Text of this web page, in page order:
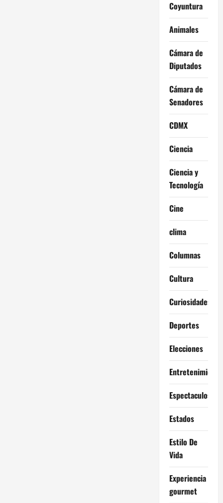
Coyuntura
Animales
Cámara de
Diputados
Cámara de
Senadores
CDMX
Ciencia
Ciencia y
Tecnología
Cine
clima
Columnas
Cultura
Curiosidades
Deportes
Elecciones
Entretenimiento
Espectaculos
Estados
Estilo De
Vida
Experiencia
gourmet